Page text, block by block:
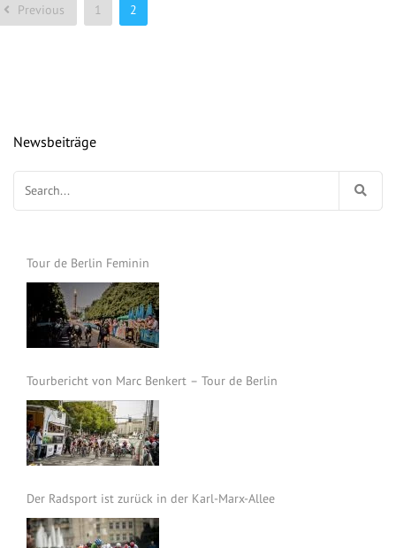
Previous 1 2
Newsbeiträge
nach:
Tour de Berlin Feminin
Tourbericht von Marc Benkert – Tour de Berlin
Der Radsport ist zurück in der Karl-Marx-Allee